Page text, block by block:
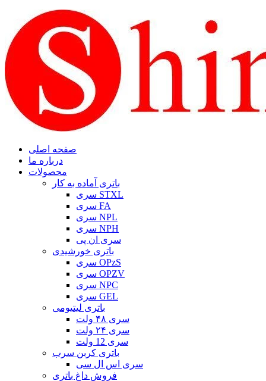
صفحه اصلی
درباره ما
محصولات
باتری آماده به کار
سری STXL
سری FA
سری NPL
سری NPH
سری ان پی
باتری خورشیدی
سری OPzS
سری OPZV
سری NPC
سری GEL
باتری لیتیومی
سری ۴۸ ولت
سری ۲۴ ولت
سری 12 ولت
باتری کربن سرب
سری اس ال سی
فروش داغ باتری